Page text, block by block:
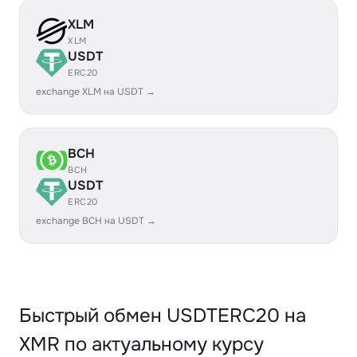
XLM
XLM
USDT
ERC20
exchange XLM на USDT →
BCH
BCH
USDT
ERC20
exchange BCH на USDT →
Быстрый обмен USDTERC20 на
XMR по актуальному курсу